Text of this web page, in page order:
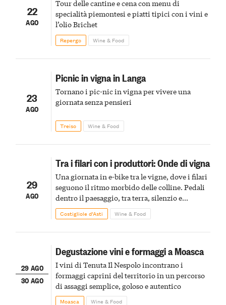
22
AGO
Tour delle cantine e cena con menu di
specialità piemontesi e piatti tipici con i vini e
l’olio Brichet
Repergo Wine & Food
23
AGO
Picnic in vigna in Langa
Tornano i pic-nic in vigna per vivere una
giornata senza pensieri
Treiso Wine & Food
29
AGO
Tra i filari con i produttori: Onde di vigna
Una giornata in e-bike tra le vigne, dove i filari
seguono il ritmo morbido delle colline. Pedali
dentro il paesaggio, tra terra, silenzio e
racconti legati al vino e alla grappa
Costigliole d’Asti Wine & Food
29 AGO
30 AGO
Degustazione vini e formaggi a Moasca
I vini di Tenuta Il Nespolo incontrano i
formaggi caprini del territorio in un percorso
di assaggi semplice, goloso e autentico
Moasca Wine & Food